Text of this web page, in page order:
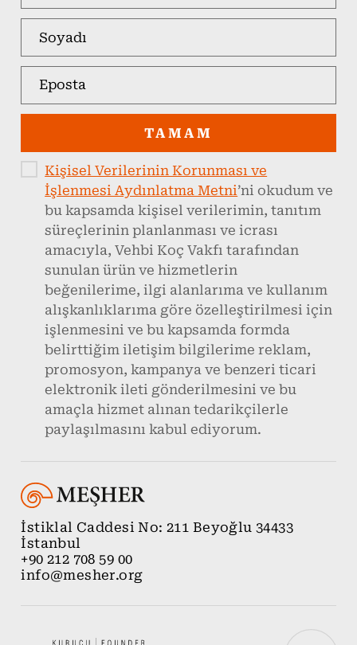
TAMAM
Kişisel Verilerinin Korunması ve
İşlenmesi Aydınlatma Metni’ni okudum ve
bu kapsamda kişisel verilerimin, tanıtım
süreçlerinin planlanması ve icrası
amacıyla, Vehbi Koç Vakfı tarafından
sunulan ürün ve hizmetlerin
beğenilerime, ilgi alanlarıma ve kullanım
alışkanlıklarıma göre özelleştirilmesi için
işlenmesini ve bu kapsamda formda
belirttiğim iletişim bilgilerime reklam,
promosyon, kampanya ve benzeri ticari
elektronik ileti gönderilmesini ve bu
amaçla hizmet alınan tedarikçilerle
paylaşılmasını kabul ediyorum.
İstiklal Caddesi No: 211 Beyoğlu 34433
İstanbul
+90 212 708 59 00
info@mesher.org